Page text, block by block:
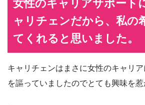
女性のキャリアサポート
ャリチェンだから、私の
てくれると思いました。
キャリチェンはまさに女性のキャリ
を謳っていましたのでとても興味を惹